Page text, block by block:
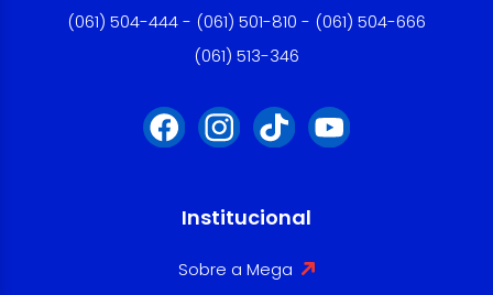
(061) 504-444 - (061) 501-810 - (061) 504-666
(061) 513-346
Institucional
Sobre a Mega